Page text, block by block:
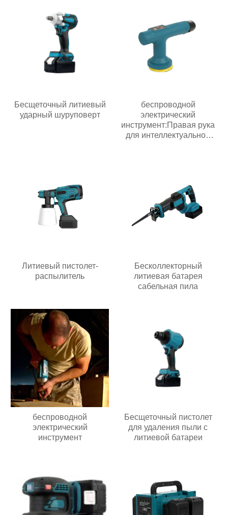
Бесщеточный литиевый
ударный шуруповерт
беспроводной
электрический
инструмент:Правая рука
для интеллектуальной
Литиевый пистолет-
распылитель
Бесколлекторный
литиевая батарея
сабельная пила
беспроводной
электрический
инструмент
Бесщеточный пистолет
для удаления пыли с
литиевой батареи